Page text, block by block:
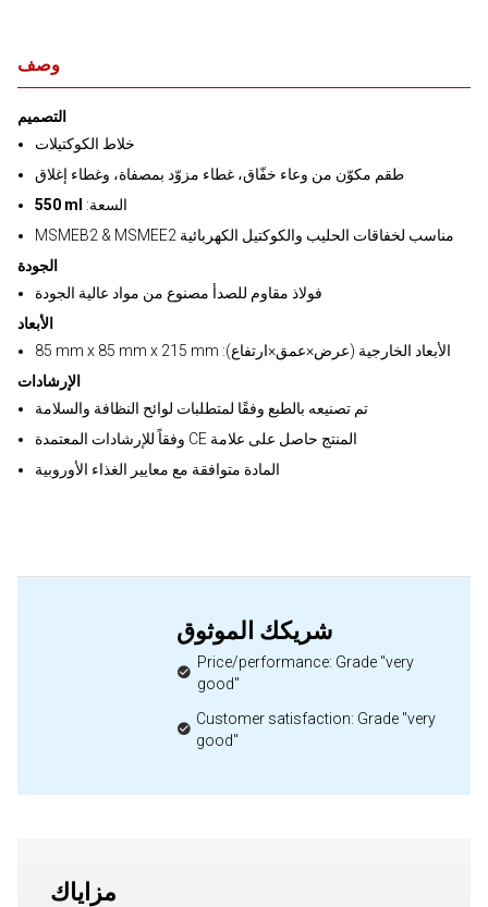
وصف
التصميم
خلاط الكوكتيلات
طقم مكوّن من وعاء خفّاق، غطاء مزوّد بمصفاة، وغطاء إغلاق
550 ml
:السعة
MSMEB2 & MSMEE2 مناسب لخفاقات الحليب والكوكتيل الكهربائية
الجودة
فولاذ مقاوم للصدأ مصنوع من مواد عالية الجودة
الأبعاد
85 mm x 85 mm x 215 mm :الأبعاد الخارجية (عرض×عمق×ارتفاع)
الإرشادات
تم تصنيعه بالطبع وفقًا لمتطلبات لوائح النظافة والسلامة
وفقاً للإرشادات المعتمدة CE المنتج حاصل على علامة
المادة متوافقة مع معايير الغذاء الأوروبية
شريكك الموثوق
Price/performance: Grade "very
good"
Customer satisfaction: Grade "very
good"
مزاياك